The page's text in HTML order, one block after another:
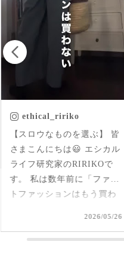
___301m
ㅤㅤㅤ @sisam_fairtrade_official
の アローツバヒロワイヤー
ハット👒 広めのつばは可愛
いし日除けにも◎ 天然素材
で軽くて通気性も良いから
フェアトレード #fairtrade #
2026/05/25